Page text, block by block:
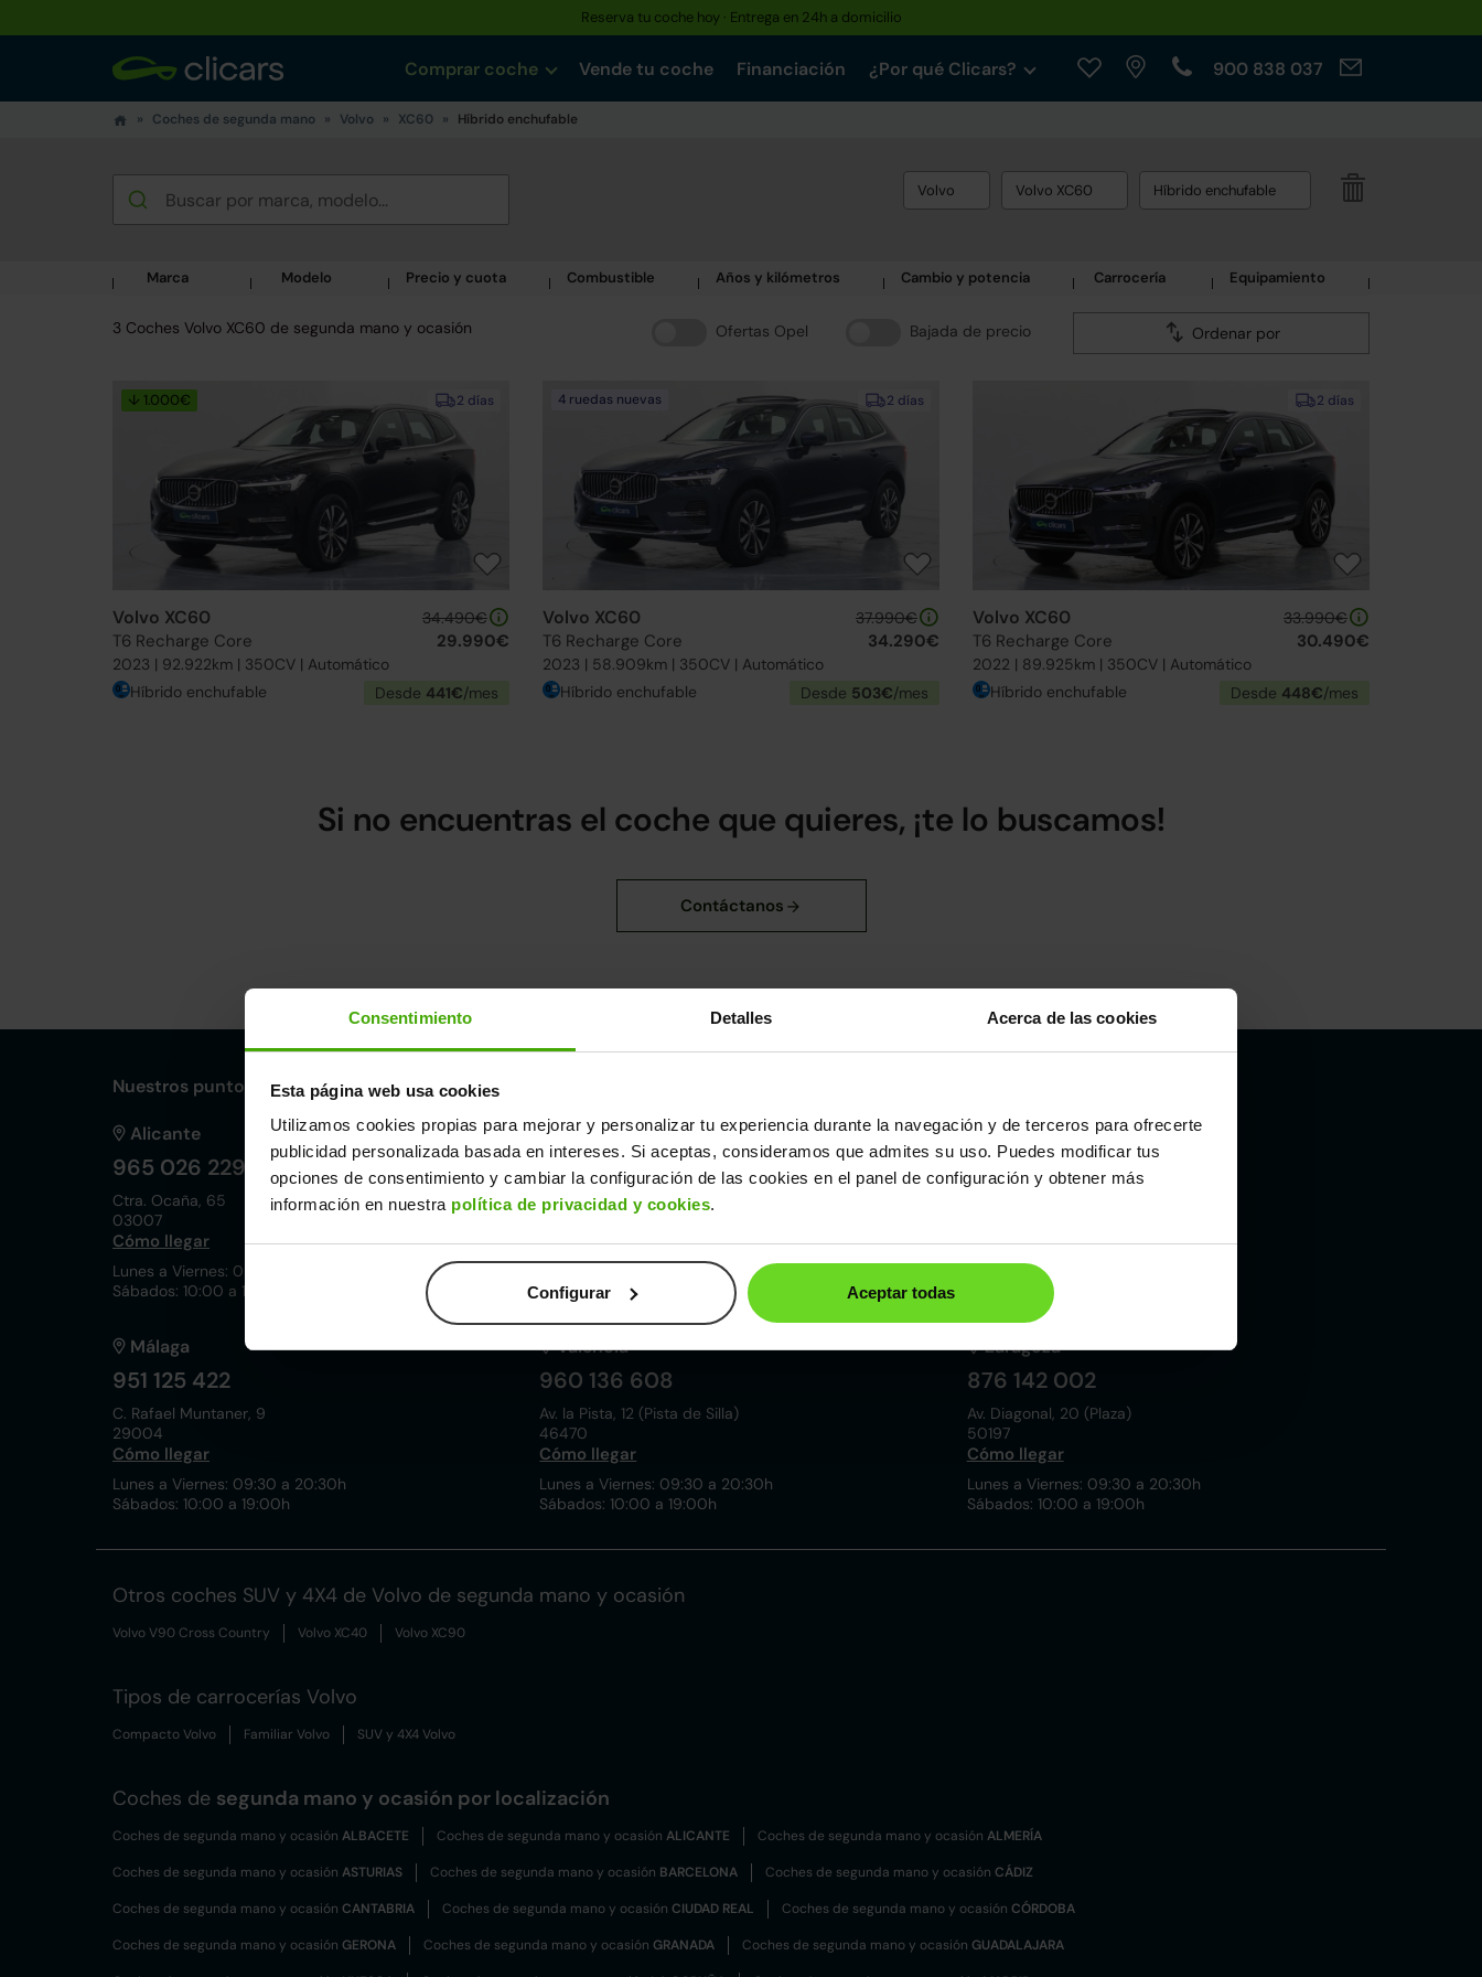
Consentimiento Detalles Acerca de las cookies
Esta página web usa cookies
Utilizamos cookies propias para mejorar y personalizar tu experiencia durante la navegación y de terceros para ofrecerte
publicidad personalizada basada en intereses. Si aceptas, consideramos que admites su uso. Puedes modificar tus
opciones de consentimiento y cambiar la configuración de las cookies en el panel de configuración y obtener más
información en nuestra política de privacidad y cookies.
Configurar Aceptar todas
Reserva tu coche hoy · Entrega en 24h a domicilio
Comprar coche Vende tu coche Financiación ¿Por qué Clicars? 900 838 037
Coches de segunda mano Volvo XC60 Híbrido enchufable
Volvo Volvo XC60 Híbrido enchufable
Marca Modelo Precio y cuota Combustible Años y kilómetros Cambio y potencia Carrocería Equipamiento
Ofertas Opel Bajada de precio Ordenar por
3 Coches Volvo XC60 de segunda mano y ocasión
2 días
↓ 1.000€
Volvo XC60
T6 Recharge Core
2023 | 92.922km | 350CV | Automático
34.490€
29.990€
Híbrido enchufable Desde 441€/mes
2 días
4 ruedas nuevas
Volvo XC60
T6 Recharge Core
2023 | 58.909km | 350CV | Automático
37.990€
34.290€
Híbrido enchufable Desde 503€/mes
2 días
Volvo XC60
T6 Recharge Core
2022 | 89.925km | 350CV | Automático
33.990€
30.490€
Híbrido enchufable Desde 448€/mes
Si no encuentras el coche que quieres, ¡te lo buscamos!
Nuestros puntos de venta Clicars:
Alicante
965 026 229
Ctra. Ocaña, 65
03007
Cómo llegar
Lunes a Viernes: 09:30 a 20:30h
Sábados: 10:00 a 19:00h
Córdoba
857 881 521
Pol. ind. las Quemadas. Esteban Cabrera, 5
14014
Cómo llegar
Lunes a Viernes: 09:30 a 20:30h
Sábados: 10:00 a 19:00h
Madrid
919 015 000
Cómo llegar
Lunes a Viernes: 09:00 a 20:30h
Sábados y Domingos: 10:00 a 19:00h
Málaga
951 125 422
C. Rafael Muntaner, 9
29004
Cómo llegar
Lunes a Viernes: 09:30 a 20:30h
Sábados: 10:00 a 19:00h
Valencia
960 136 608
Av. la Pista, 12 (Pista de Silla)
46470
Cómo llegar
Lunes a Viernes: 09:30 a 20:30h
Sábados: 10:00 a 19:00h
Zaragoza
876 142 002
Av. Diagonal, 20 (Plaza)
50197
Cómo llegar
Lunes a Viernes: 09:30 a 20:30h
Sábados: 10:00 a 19:00h
Otros coches SUV y 4X4 de Volvo de segunda mano y ocasión
Volvo V90 Cross Country Volvo XC40 Volvo XC90
Tipos de carrocerías Volvo
Compacto Volvo Familiar Volvo SUV y 4X4 Volvo
Coches de segunda mano y ocasión por localización
Coches de segunda mano y ocasión ALBACETE Coches de segunda mano y ocasión ALICANTE Coches de segunda mano y ocasión ALMERÍA
Coches de segunda mano y ocasión ASTURIAS Coches de segunda mano y ocasión BARCELONA Coches de segunda mano y ocasión CÁDIZ
Coches de segunda mano y ocasión CANTABRIA Coches de segunda mano y ocasión CIUDAD REAL Coches de segunda mano y ocasión CÓRDOBA
Coches de segunda mano y ocasión GERONA Coches de segunda mano y ocasión GRANADA Coches de segunda mano y ocasión GUADALAJARA